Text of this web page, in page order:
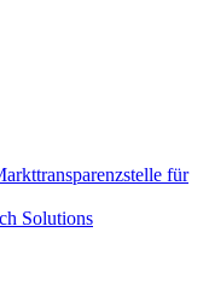
für
Solutions